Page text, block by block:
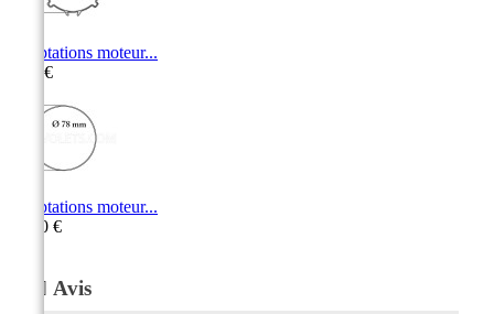
Adaptations moteur...
5,20 €
Adaptations moteur...
14,80 €
Avis